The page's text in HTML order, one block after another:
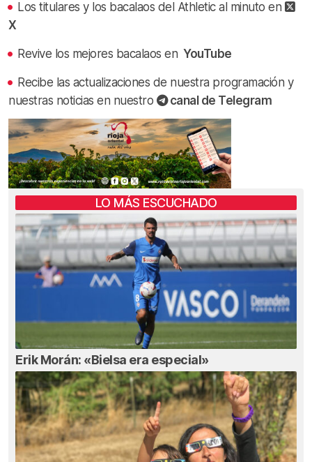
Los titulares y los bacalaos del Athletic al minuto en
X
Revive los mejores bacalaos en YouTube
Recibe las actualizaciones de nuestra programación y
nuestras noticias en nuestro
canal de Telegram
LO MÁS ESCUCHADO
Erik Morán: «Bielsa era especial»